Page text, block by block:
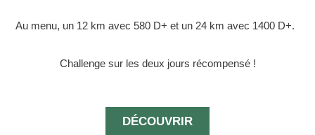
Au menu, un 12 km avec 580 D+ et un 24 km avec 1400 D+.
Challenge sur les deux jours récompensé !
DÉCOUVRIR